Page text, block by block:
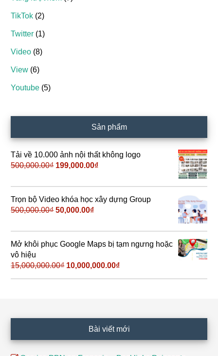
TikTok (2)
Twitter (1)
Video (8)
View (6)
Youtube (5)
Sản phẩm
Tải về 10.000 ảnh nội thất không logo
500,000.00₫ Giá
là:
500,000.00₫.
199,000.00₫
tại
là:
Trọn bộ Video khóa học xây dựng Group
500,000.00₫ Giá
là:
500,000.00₫.
50,000.00₫
tại
là:
Mở khôi phục Google Maps bị tạm ngưng hoặc
vô hiệu
15,000,000.00₫ Giá
10,000,000.00₫
Bài viết mới